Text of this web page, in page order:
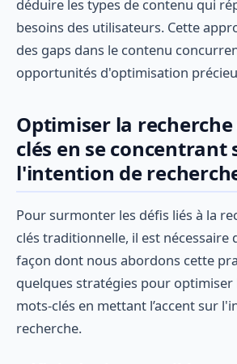
déduire les types de contenu qui
besoins des utilisateurs. Cette
des gaps dans le contenu
opportunités d'optimisation
Optimiser la
clés en se concentrant
l'intention de
Pour surmonter les défis liés à la
clés traditionnelle, il est nécessaire
façon dont nous abordons cette
quelques stratégies pour optimiser
mots-clés en mettant l’accent sur
recherche.